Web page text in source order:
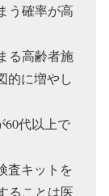
う確率が高
る高齢者施
的に増やし
代以上で
査キットを
ることは医